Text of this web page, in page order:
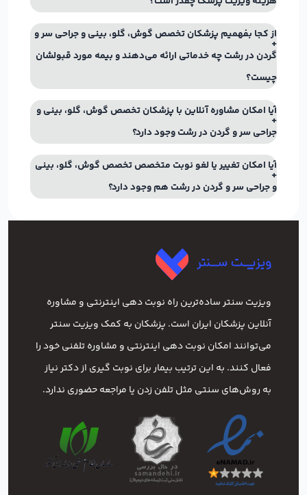
از کجا بفهمیم پزشکان تخصص گوش، گلو، بینی و جراحی سر و
گردن در رشت چه خدماتی ارائه می‌دهند و بیمه مورد قبولشان
چیست؟
آیا امکان مشاوره آنلاین با پزشکان تخصص گوش، گلو، بینی و
جراحی سر و گردن در رشت وجود دارد؟
آیا امکان تغییر یا لغو نوبت متخصص تخصص گوش، گلو، بینی
و جراحی سر و گردن در رشت هم وجود دارد؟
ویزیت سنتر ساده‌ترین راه نوبت‌ دهی اینترنتی و مشاوره
آنلاین پزشکان ایران است. پزشکان به کمک ویزیت سنتر
می‌توانند امکان نوبت دهی اینترنتی و مشاوره تلفنی خود را
فعال کنند. به این ترتیب بیمار برای نوبت گیری از دکتر نیاز
به روش‌های سنتی مثل تلفن زدن یا مراجعه حضوری ندارد.